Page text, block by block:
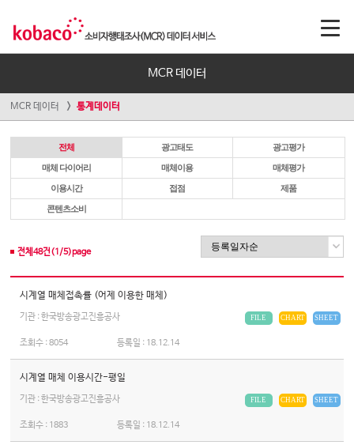
MCR 데이터
MCR 데이터 통계데이터
전체 광고태도 광고평가
매체 다이어리 매체이용 매체평가
이용시간 접점 제품
콘텐츠소비
전체 48건(1 /5)page
시계열 매체접촉률 (어제 이용한 매체)
기관 : 한국방송광고진흥공사 SHEET
CHART
FILE
조회수 :8054 등록일 : 18.12.14
시계열 매체 이용시간-평일
기관 : 한국방송광고진흥공사 SHEET
CHART
FILE
조회수 : 1883 등록일 : 18.12.14